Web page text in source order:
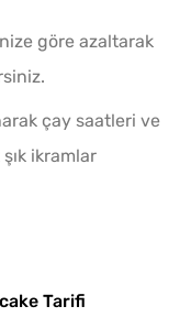
göre azaltarak
çay saatleri ve
ikramlar
Tarifi